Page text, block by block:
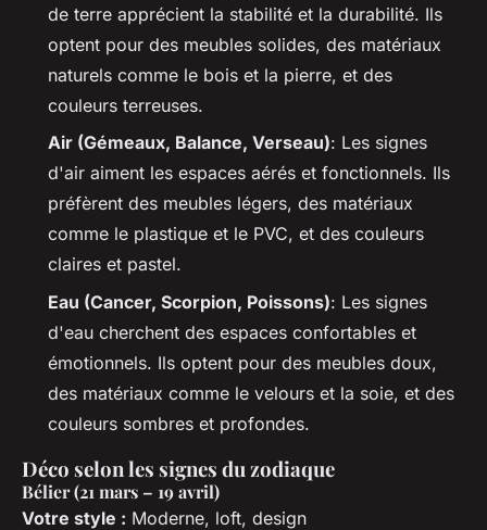
de terre apprécient la stabilité et la durabilité. Ils
optent pour des meubles solides, des matériaux
naturels comme le bois et la pierre, et des
couleurs terreuses.
Air (Gémeaux, Balance, Verseau): Les signes
d'air aiment les espaces aérés et fonctionnels. Ils
préfèrent des meubles légers, des matériaux
comme le plastique et le PVC, et des couleurs
claires et pastel.
Eau (Cancer, Scorpion, Poissons): Les signes
d'eau cherchent des espaces confortables et
émotionnels. Ils optent pour des meubles doux,
des matériaux comme le velours et la soie, et des
couleurs sombres et profondes.
Déco selon les signes du zodiaque
Bélier (21 mars – 19 avril)
Votre style : Moderne, loft, design